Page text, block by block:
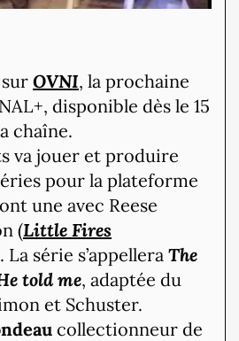
OVNI, la prochaine
disponible dès le 15
chaîne.
va jouer et produire
pour la plateforme
une avec Reese
(Little Fires
La série s’appellera The
told me, adaptée du
et Schuster.
collectionneur de